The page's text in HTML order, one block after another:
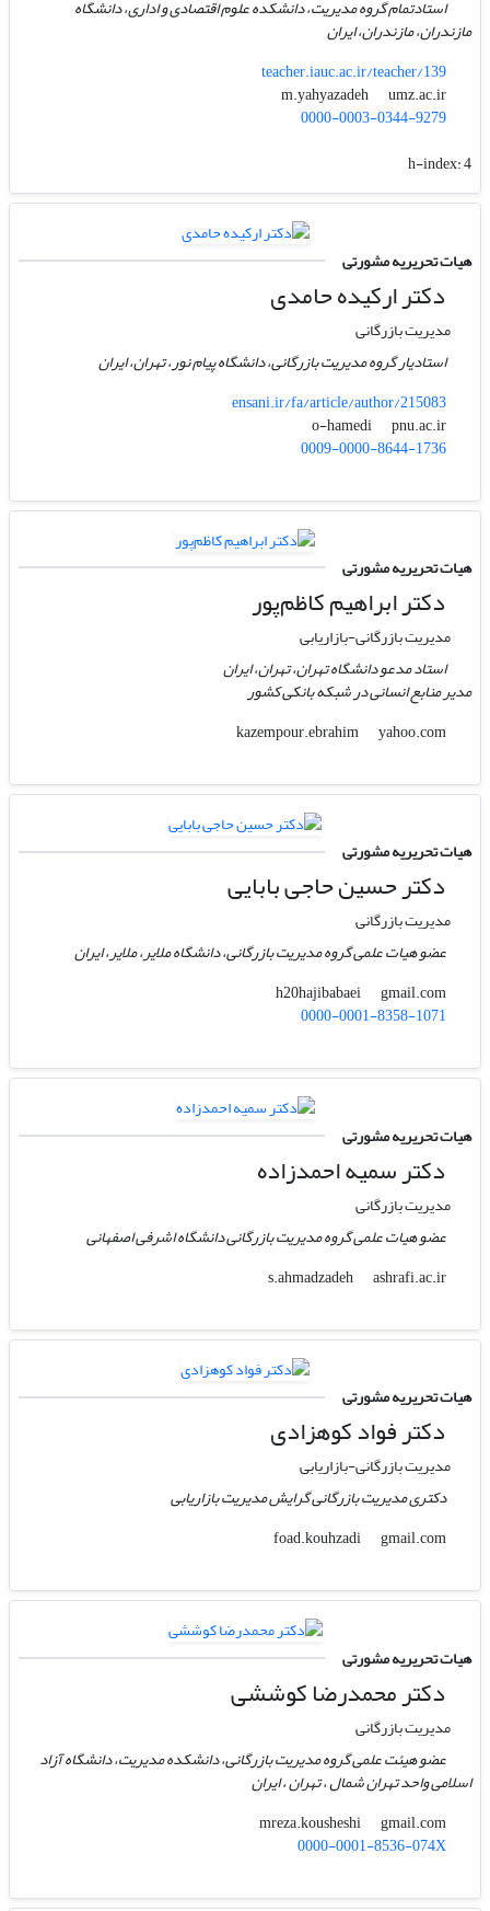
استادتمام گروه مدیریت، دانشکده علوم اقتصادی و اداری، دانشگاه
مازندران، مازندران، ایران
teacher.iauc.ac.ir/teacher/139
m.yahyazadeh
umz.ac.ir
0000-0003-0344-9279
h-index:4
هیات تحریریه مشورتی
دکتر ارکیده حامدی
مدیریت بازرگانی
استادیار گروه مدیریت بازرگانی، دانشگاه پیام نور، تهران، ایران
ensani.ir/fa/article/author/215083
o-hamedi
pnu.ac.ir
0009-0000-8644-1736
هیات تحریریه مشورتی
دکتر ابراهیم کاظم‌پور
مدیریت بازرگانی-بازاریابی
استاد مدعو دانشگاه تهران، تهران، ایران
مدیر منابع انسانی در شبکه بانکی کشور
kazempour.ebrahim
yahoo.com
هیات تحریریه مشورتی
دکتر حسین حاجی بابایی
مدیریت بازرگانی
عضو هیات علمی گروه مدیریت بازرگانی، دانشگاه ملایر، ملایر، ایران
h20hajibabaei
gmail.com
0000-0001-8358-1071
هیات تحریریه مشورتی
دکتر سمیه احمدزاده
مدیریت بازرگانی
عضو هیات علمی گروه مدیریت بازرگانی دانشگاه اشرفی اصفهانی
s.ahmadzadeh
ashrafi.ac.ir
هیات تحریریه مشورتی
دکتر فواد کوهزادی
مدیریت بازرگانی-بازاریابی
دکتری مدیریت بازرگانی گرایش مدیریت بازاریابی
foad.kouhzadi
gmail.com
هیات تحریریه مشورتی
دکتر محمدرضا کوششی
مدیریت بازرگانی
عضو هیئت علمی گروه مدیریت بازرگانی، دانشکده مدیریت، دانشگاه آزاد
اسلامی واحد تهران شمال ، تهران ، ایران
mreza.kousheshi
gmail.com
0000-0001-8536-074X